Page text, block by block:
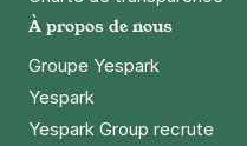
À propos de nous
Groupe Yespark
Yespark
Yespark Group recrute